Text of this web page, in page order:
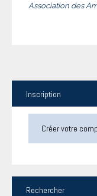
Association des
Inscription
Créer votre
Rechercher